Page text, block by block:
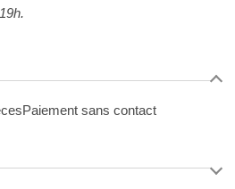
Paiement sans contact